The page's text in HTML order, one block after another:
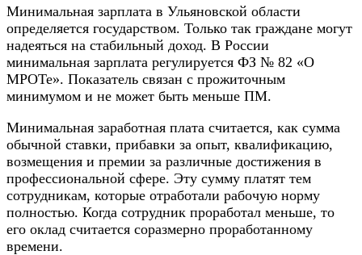
Минимальная зарплата в Ульяновской области
определяется государством. Только так граждане могут
надеяться на стабильный доход. В России
минимальная зарплата регулируется ФЗ № 82 «О
МРОТе». Показатель связан с прожиточным
минимумом и не может быть меньше ПМ.
Минимальная заработная плата считается, как сумма
обычной ставки, прибавки за опыт, квалификацию,
возмещения и премии за различные достижения в
профессиональной сфере. Эту сумму платят тем
сотрудникам, которые отработали рабочую норму
полностью. Когда сотрудник проработал меньше, то
его оклад считается соразмерно проработанному
времени.